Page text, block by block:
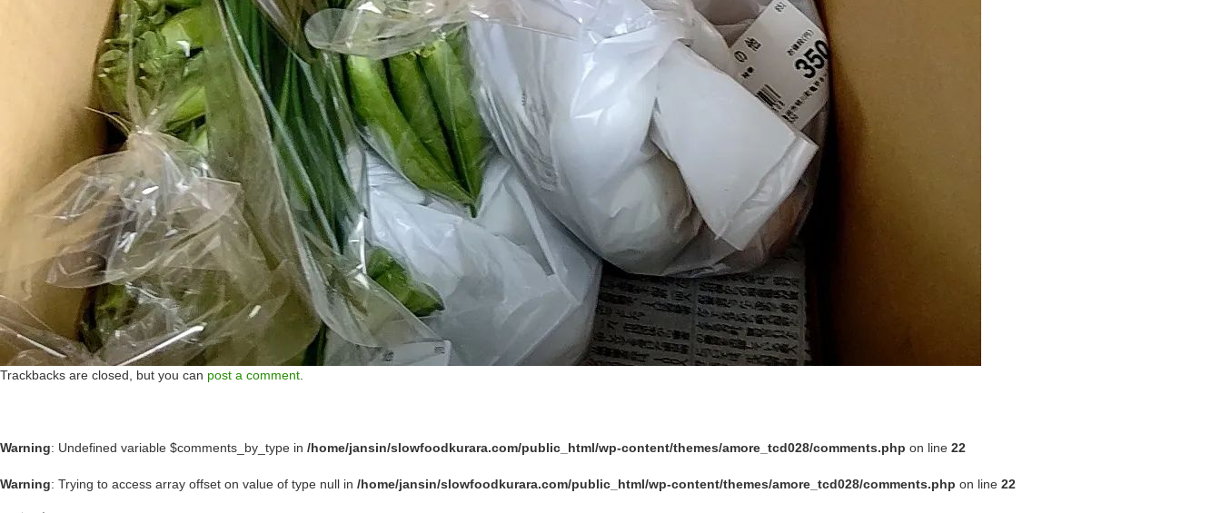
Trackbacks are closed, but you can post a comment
Warning: Undefined variable $comments_by_type in /home/jansin/slowfoodkurara.com/public_html/wp-content/themes/amore_tcd028/comments.php on line 22
Warning: Trying to access array offset on value of type null in /home/jansin/slowfoodkurara.com/public_html/wp-content/themes/amore_tcd028/comments.php on line 22